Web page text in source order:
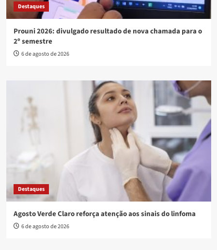
Destaques
Prouni 2026: divulgado resultado de nova chamada para o
2º semestre
6 de agosto de 2026
Destaques
Agosto Verde Claro reforça atenção aos sinais do linfoma
6 de agosto de 2026